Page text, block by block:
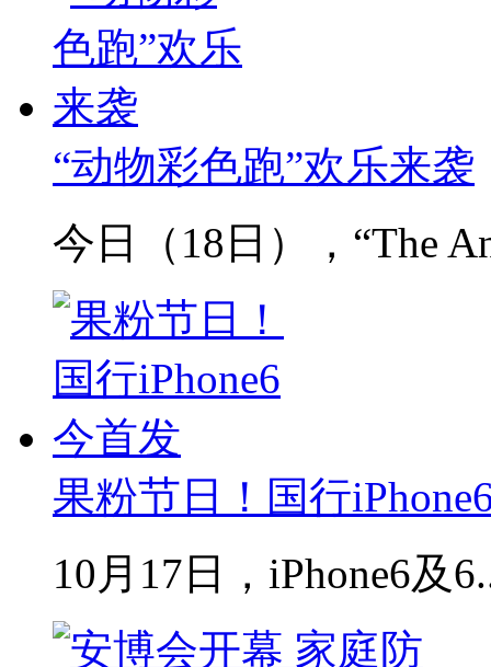
“动物彩色跑”欢乐来袭
今日（18日），“The
果粉节日！国行
10月17日，iPhone6及